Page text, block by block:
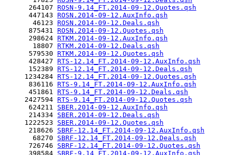
      264107
ROSN-9.14_FT.2014-09-12.Quotes.qsh
      447143
ROSN.2014-09-12.AuxInfo.qsh
       46123
ROSN.2014-09-12.Deals.qsh
      875431
ROSN.2014-09-12.Quotes.qsh
      298624
RTKM.2014-09-12.AuxInfo.qsh
       18807
RTKM.2014-09-12.Deals.qsh
      579530
RTKM.2014-09-12.Quotes.qsh
      428427
RTS-12.14_FT.2014-09-12.AuxInfo.qsh
      152389
RTS-12.14_FT.2014-09-12.Deals.qsh
     1234284
RTS-12.14_FT.2014-09-12.Quotes.qsh
      836116
RTS-9.14_FT.2014-09-12.AuxInfo.qsh
      451861
RTS-9.14_FT.2014-09-12.Deals.qsh
     2427594
RTS-9.14_FT.2014-09-12.Quotes.qsh
      624211
SBER.2014-09-12.AuxInfo.qsh
      214334
SBER.2014-09-12.Deals.qsh
     1222523
SBER.2014-09-12.Quotes.qsh
      218626
SBRF-12.14_FT.2014-09-12.AuxInfo.qsh
       68270
SBRF-12.14_FT.2014-09-12.Deals.qsh
      726746
SBRF-12.14_FT.2014-09-12.Quotes.qsh
      398584
SBRF-9.14_FT.2014-09-12.AuxInfo.qsh